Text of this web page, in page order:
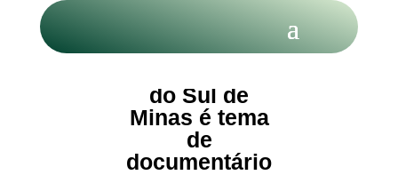
do Sul de
Minas é tema
de
documentário